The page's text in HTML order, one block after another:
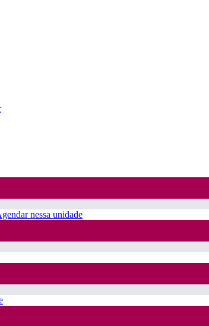
nessa unidade